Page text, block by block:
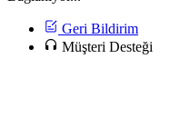
Geri Bildirim
Müşteri Desteği